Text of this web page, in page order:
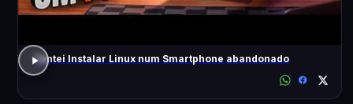
Tentei Instalar Linux num Smartphone abandonado